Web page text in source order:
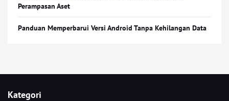
Perampasan Aset
Panduan Memperbarui Versi Android Tanpa Kehilangan Data
Kategori